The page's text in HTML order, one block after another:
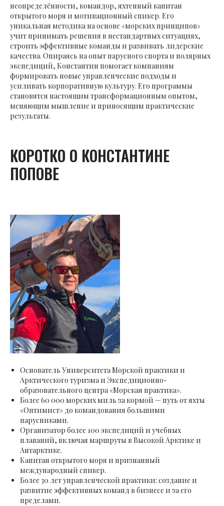
неопределённости, командор, яхтенный капитан
открытого моря и мотивационный спикер. Его
уникальная методика на основе «морских принципов»
учит принимать решения в нестандартных ситуациях,
строить эффективные команды и развивать лидерские
качества. Опираясь на опыт парусного спорта и полярных
экспедиций, Константин помогает компаниям
формировать новые управленческие подходы и
усиливать корпоративную культуру. Его программы
становятся настоящим трансформационным опытом,
меняющим мышление и приносящим практические
результаты.
КОРОТКО О КОНСТАНТИНЕ
ПОПОВЕ
Основатель Университета Морской практики и
Арктического туризма и Экспедиционно-
образовательного центра «Морская практика».
Более 60 000 морских миль за кормой — путь от яхты
«Оптимист» до командования большими
парусниками.
Организатор более 100 экспедиций и учебных
плаваний, включая маршруты в Высокой Арктике и
Антарктике.
Капитан открытого моря и признанный
международный спикер.
Более 30 лет управленческой практики: создание и
развитие эффективных команд в бизнесе и за его
пределами.